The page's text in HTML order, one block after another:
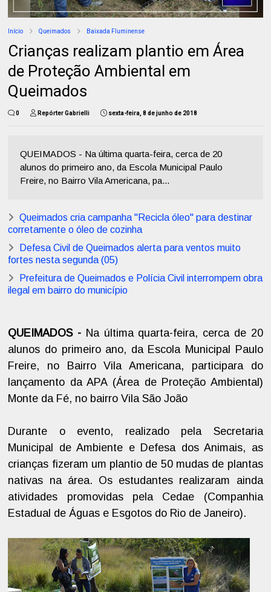
Início Queimados Baixada Fluminense
Crianças realizam plantio em Área
de Proteção Ambiental em
Queimados
0 Repórter Gabrielli sexta-feira, 8 de junho de 2018
QUEIMADOS - Na última quarta-feira, cerca de 20
alunos do primeiro ano, da Escola Municipal Paulo
Freire, no Bairro Vila Americana, pa...
Queimados cria campanha "Recicla óleo" para destinar
corretamente o óleo de cozinha
Defesa Civil de Queimados alerta para ventos muito
fortes nesta segunda (05)
Prefeitura de Queimados e Polícia Civil interrompem obra
ilegal em bairro do município
QUEIMADOS - Na última quarta-feira, cerca de 20
alunos do primeiro ano, da Escola Municipal Paulo
Freire, no Bairro Vila Americana, participara do
lançamento da APA (Área de Proteção Ambiental)
Monte da Fé, no bairro Vila São João
Durante o evento, realizado pela Secretaria
Municipal de Ambiente e Defesa dos Animais, as
crianças fizeram um plantio de 50 mudas de plantas
nativas na área. Os estudantes realizaram ainda
atividades promovidas pela Cedae (Companhia
Estadual de Águas e Esgotos do Rio de Janeiro).